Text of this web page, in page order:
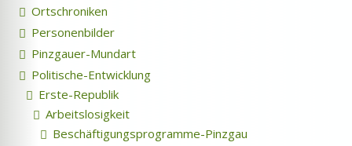
Ortschroniken
Personenbilder
Pinzgauer-Mundart
Politische-Entwicklung
Erste-Republik
Arbeitslosigkeit
Beschäftigungsprogramme-Pinzgau